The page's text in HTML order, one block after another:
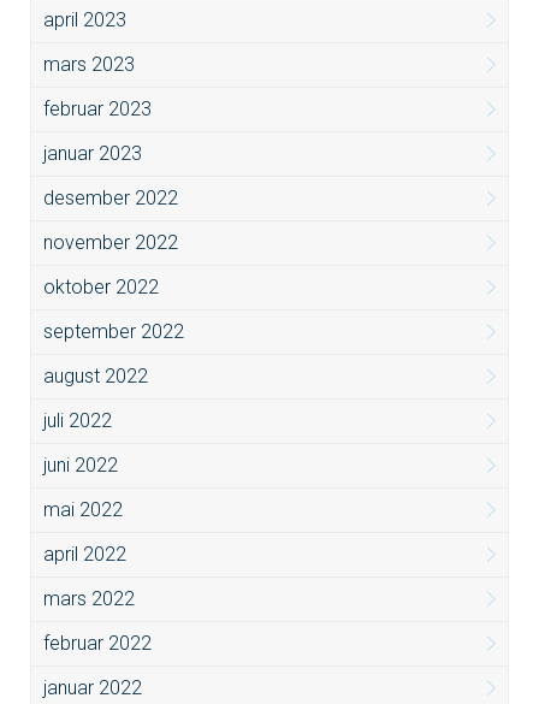
april 2023
mars 2023
februar 2023
januar 2023
desember 2022
november 2022
oktober 2022
september 2022
august 2022
juli 2022
juni 2022
mai 2022
april 2022
mars 2022
februar 2022
januar 2022